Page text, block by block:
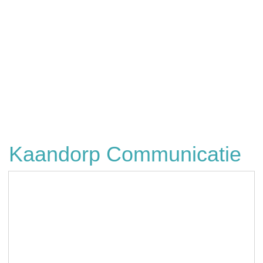
Kaandorp Communicatie